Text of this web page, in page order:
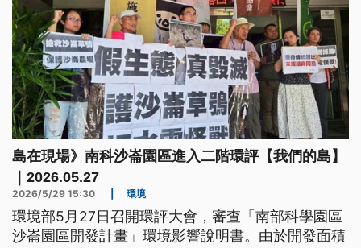
島在現場》南科沙崙園區進入二階環評【我們的島】
｜2026.05.27
2026/5/29 15:30 環境
環境部5月27日召開環評大會，審查「南部科學園區
沙崙園區開發計畫」環境影響說明書。由於開發面積